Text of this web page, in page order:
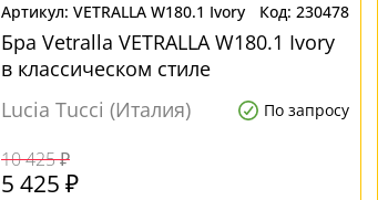
VETRALLA W180.1 Ivory 230478
Бра Vetralla VETRALLA W180.1 Ivory
в классическом стиле
Lucia Tucci (Италия)
По запросу
10 425 ₽
5 425 ₽